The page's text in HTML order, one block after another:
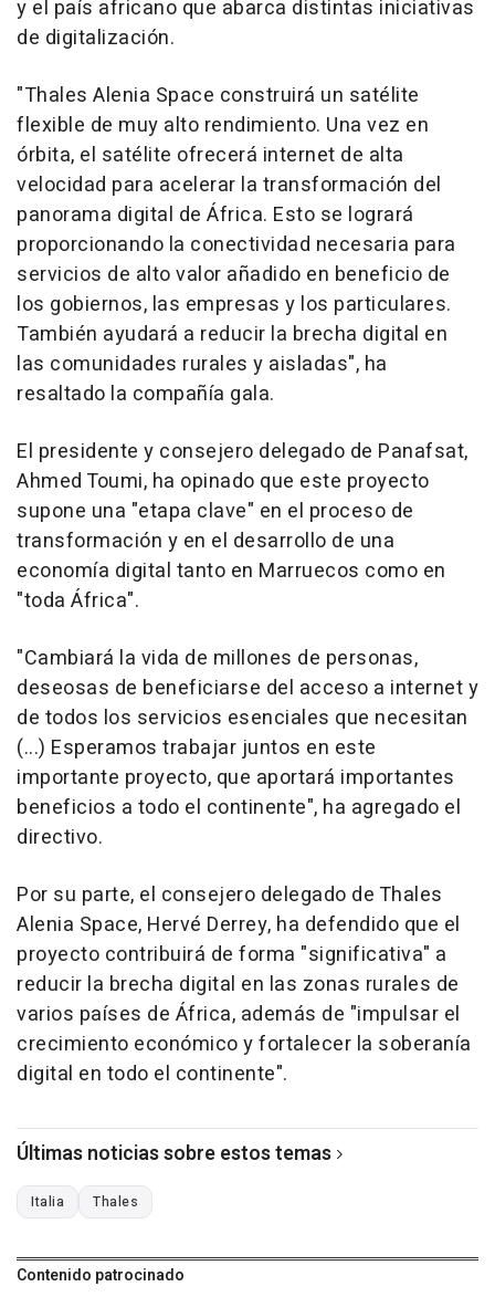
y el país africano que abarca distintas iniciativas
de digitalización.
"Thales Alenia Space construirá un satélite
flexible de muy alto rendimiento. Una vez en
órbita, el satélite ofrecerá internet de alta
velocidad para acelerar la transformación del
panorama digital de África. Esto se logrará
proporcionando la conectividad necesaria para
servicios de alto valor añadido en beneficio de
los gobiernos, las empresas y los particulares.
También ayudará a reducir la brecha digital en
las comunidades rurales y aisladas", ha
resaltado la compañía gala.
El presidente y consejero delegado de Panafsat,
Ahmed Toumi, ha opinado que este proyecto
supone una "etapa clave" en el proceso de
transformación y en el desarrollo de una
economía digital tanto en Marruecos como en
"toda África".
"Cambiará la vida de millones de personas,
deseosas de beneficiarse del acceso a internet y
de todos los servicios esenciales que necesitan
(...) Esperamos trabajar juntos en este
importante proyecto, que aportará importantes
beneficios a todo el continente", ha agregado el
directivo.
Por su parte, el consejero delegado de Thales
Alenia Space, Hervé Derrey, ha defendido que el
proyecto contribuirá de forma "significativa" a
reducir la brecha digital en las zonas rurales de
varios países de África, además de "impulsar el
crecimiento económico y fortalecer la soberanía
digital en todo el continente".
Últimas noticias sobre estos temas
Italia Thales
Contenido patrocinado